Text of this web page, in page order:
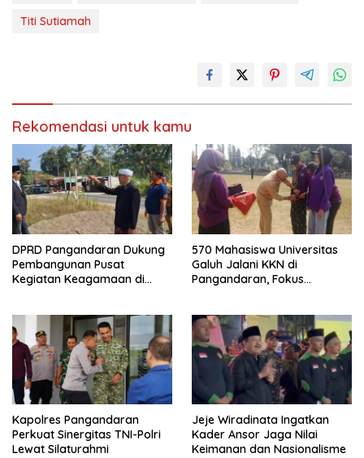
Titi Sutiamah
Rekomendasi untuk kamu
DPRD Pangandaran Dukung
Pembangunan Pusat
Kegiatan Keagamaan di
570 Mahasiswa Universitas
Galuh Jalani KKN di
Pangandaran, Fokus
Kapolres Pangandaran
Perkuat Sinergitas TNI-Polri
Lewat Silaturahmi
Jeje Wiradinata Ingatkan
Kader Ansor Jaga Nilai
Keimanan dan Nasionalisme